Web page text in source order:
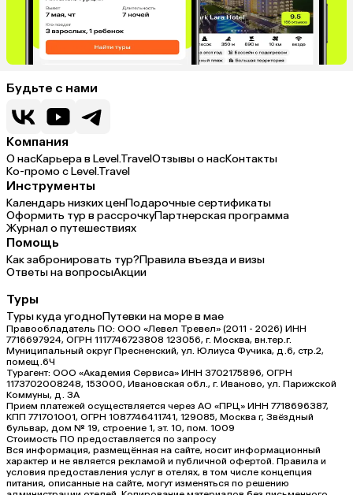
Будьте с нами
Компания
О насКарьера в Level.TravelОтзывы о насКонтакты
Ко-промо с Level.Travel
Инструменты
Календарь низких ценПодарочные сертификаты
Оформить тур в рассрочкуПартнерская программа
Журнал о путешествиях
Помощь
Как забронировать тур?Правила въезда и визы
Ответы на вопросыАкции
Туры
Туры куда угодноПутевки на море в мае
Правообладатель ПО: ООО «Левел Тревел» (2011 - 2026) ИНН
7716697924, ОГРН 1117746723808 123056, г. Москва, вн.тер.г.
Муниципальный округ Пресненский, ул. Юлиуса Фучика, д.6, стр.2,
помещ.6Ч
Турагент: ООО «Академия Сервиса» ИНН 3702175896, ОГРН
1173702008248, 153000, Ивановская обл., г. Иваново, ул. Парижской
Коммуны, д. ЗА
Прием платежей осуществляется через АО «ПРЦ» ИНН 7718696387,
КПП 771701001, ОГРН 1087746411741, 129085, Москва г, Звёздный
бульвар, дом № 19, строение 1, эт. 10, пом. 1009
Стоимость ПО предоставляется по запросу
Вся информация, размещённая на сайте, носит информационный
характер и не является рекламой и публичной офертой. Правила и
условия предоставления услуг в отелях, в том числе концепция
питания, описанные на сайте, могут изменяться по решению